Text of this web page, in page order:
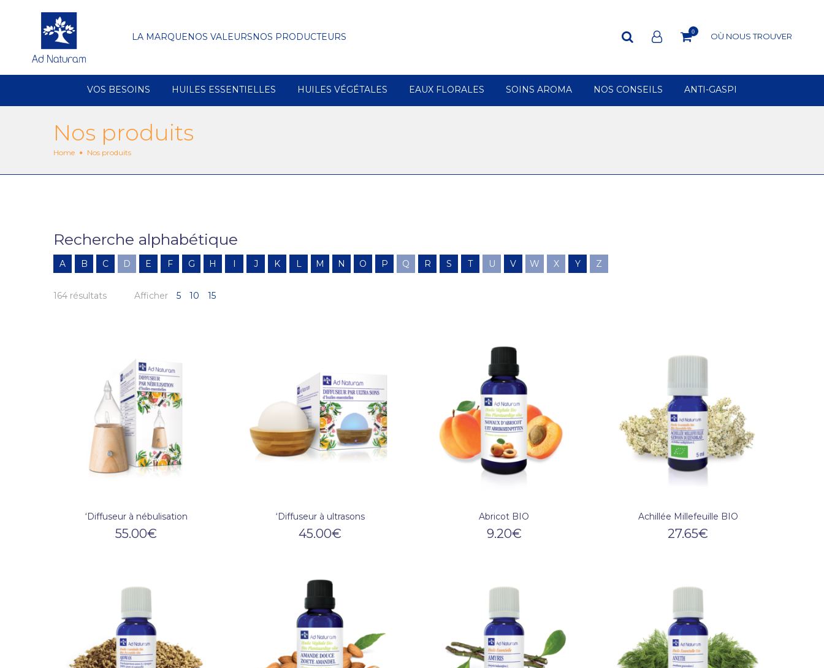
LA MARQUENOS VALEURSNOS PRODUCTEURS 0 OÙ NOUS TROUVER
VOS BESOINS HUILES ESSENTIELLES HUILES VÉGÉTALES EAUX FLORALES SOINS AROMA NOS CONSEILS ANTI-GASPI
Nos produits
Home Nos produits
Recherche alphabétique
A B C D E F G H I J K L M N O P Q R S T U V W X Y Z
164 résultats Afficher 5 10 15
‘Diffuseur à nébulisation
55.00€
‘Diffuseur à ultrasons
45.00€
Abricot BIO
9.20€
Achillée Millefeuille BIO
27.65€